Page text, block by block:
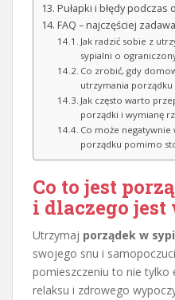
Pułapki i błędy podczas
FAQ – najczęściej
Jak radzić sobie z
sypialni o
Co zrobić, gdy
utrzymania porządku
Jak często warto
porządki i wymianę
Co może negatywnie
porządku pomimo
Co to jest
i dlaczego jest
Utrzymaj porządek w
swojego snu i
pomieszczeniu to nie tylko
relaksu i zdrowego